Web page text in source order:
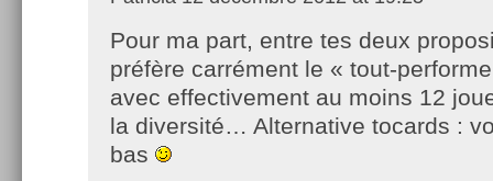
Pour ma part, entre tes deux
préfère carrément le « tout-
avec effectivement au moins 12
la diversité… Alternative tocards :
bas